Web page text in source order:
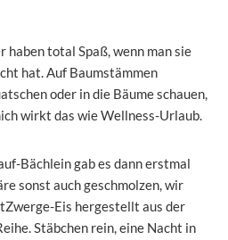
haben total Spaß, wenn man sie
hat. Auf Baumstämmen
oder in die Bäume schauen,
wirkt das wie Wellness-Urlaub.
Bächlein gab es dann erstmal
sonst auch geschmolzen, wir
Eis hergestellt aus der
Stäbchen rein, eine Nacht in